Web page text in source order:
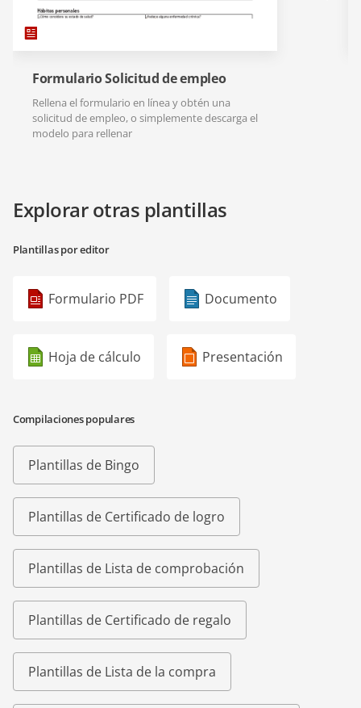
Formulario Solicitud de empleo
Rellena el formulario en línea y obtén una
solicitud de empleo, o simplemente descarga el
modelo para rellenar
Explorar otras plantillas
Plantillas por editor
Formulario PDF Documento
Hoja de cálculo Presentación
Compilaciones populares
Plantillas de Bingo
Plantillas de Certificado de logro
Plantillas de Lista de comprobación
Plantillas de Certificado de regalo
Plantillas de Lista de la compra